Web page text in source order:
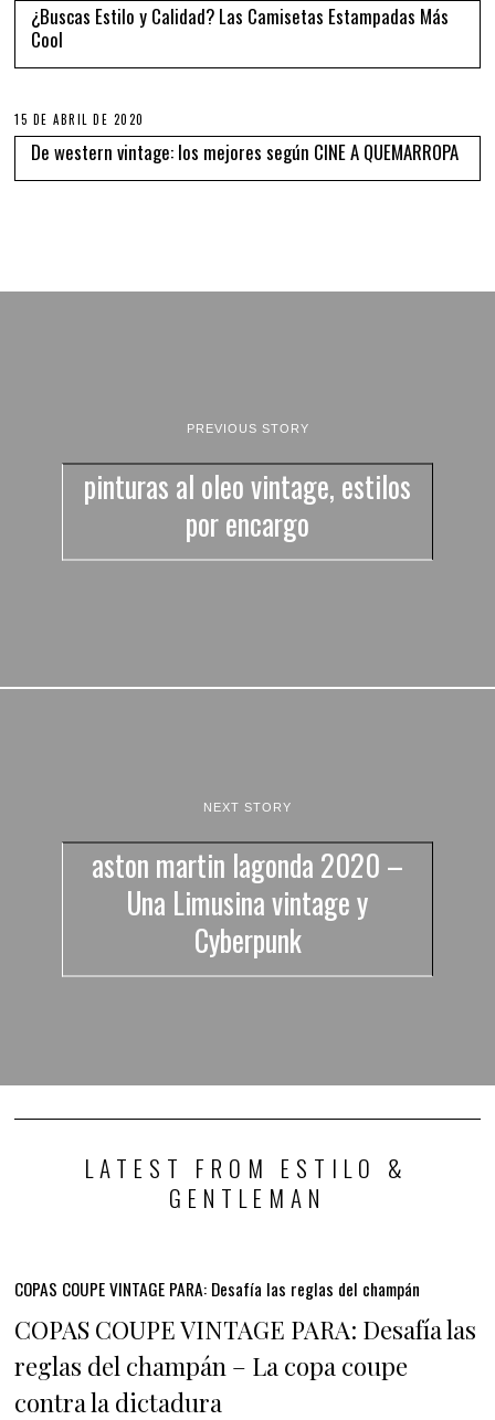
¿Buscas Estilo y Calidad? Las Camisetas Estampadas Más
Cool
15 DE ABRIL DE 2020
De western vintage: los mejores según CINE A QUEMARROPA
PREVIOUS STORY
pinturas al oleo vintage, estilos
por encargo
NEXT STORY
aston martin lagonda 2020 –
Una Limusina vintage y
Cyberpunk
LATEST FROM ESTILO &
GENTLEMAN
COPAS COUPE VINTAGE PARA: Desafía las reglas del champán
COPAS COUPE VINTAGE PARA: Desafía las
reglas del champán – La copa coupe
contra la dictadura